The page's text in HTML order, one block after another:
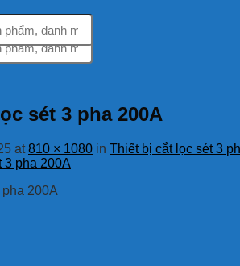
sét 3 pha 200A
at810 × 1080 in Thiết bị cắt lọc sét 3
200A